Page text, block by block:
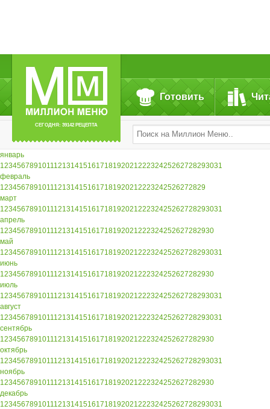
СЕГОДНЯ: 39142 РЕЦЕПТА
Готовить
январь
12345678910111213141516171819202122232425262728293031
февраль
1234567891011121314151617181920212223242526272829
март
12345678910111213141516171819202122232425262728293031
апрель
123456789101112131415161718192021222324252627282930
май
12345678910111213141516171819202122232425262728293031
июнь
123456789101112131415161718192021222324252627282930
июль
12345678910111213141516171819202122232425262728293031
август
12345678910111213141516171819202122232425262728293031
сентябрь
123456789101112131415161718192021222324252627282930
октябрь
12345678910111213141516171819202122232425262728293031
ноябрь
123456789101112131415161718192021222324252627282930
декабрь
12345678910111213141516171819202122232425262728293031